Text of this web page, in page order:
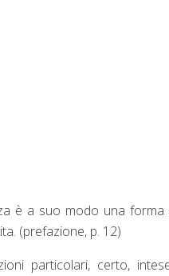
è a suo modo una forma
(prefazione, p. 12)
particolari, certo,